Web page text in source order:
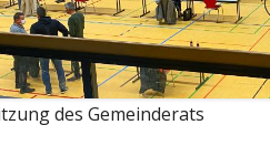
des Gemeinderats